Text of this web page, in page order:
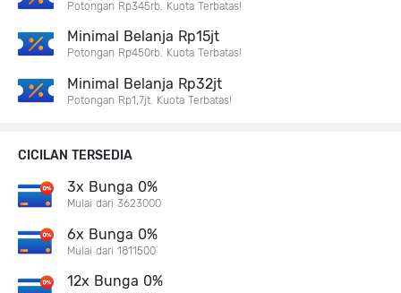
Potongan Rp345rb. Kuota Terbatas!
Minimal Belanja Rp15jt
Potongan Rp450rb. Kuota Terbatas!
Minimal Belanja Rp32jt
Potongan Rp1,7jt. Kuota Terbatas!
CICILAN TERSEDIA
3x Bunga 0%
Mulai dari 3623000
6x Bunga 0%
Mulai dari 1811500
12x Bunga 0%